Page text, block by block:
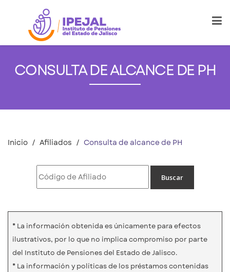
CONSULTA DE ALCANCE DE PH
Inicio Afiliados Consulta de alcance de PH
* La información obtenida es únicamente para efectos
ilustrativos, por lo que no implica compromiso por parte
del Instituto de Pensiones del Estado de Jalisco.
* La información y políticas de los préstamos contenidas